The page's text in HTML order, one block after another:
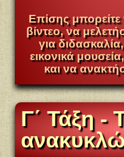
Επίσης μπορείτε
βίντεο, να
για
εικονικά
και να
Γ΄ Τάξη -